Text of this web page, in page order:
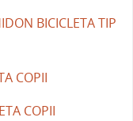
BICICLETA TIP
COPII
COPII